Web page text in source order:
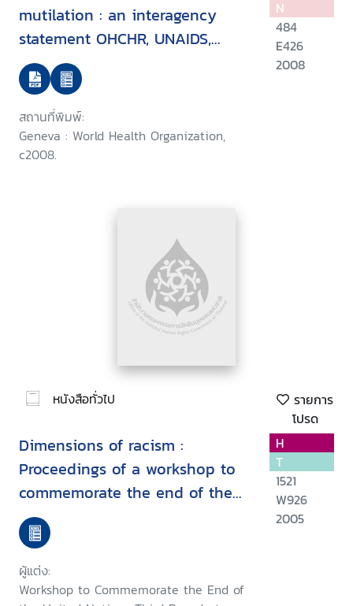
mutilation : an interagency
statement OHCHR, UNAIDS,
UNDP, UNECA, UNESCO, UNFPA,
UNHCR,UNICEF, UNIFEM, WHO
สถานที่พิมพ์:
Geneva : World Health Organization,
c2008.
N
484
E426
2008
หนังสือทั่วไป
รายการ
โปรด
Dimensions of racism :
Proceedings of a workshop to
commemorate the end of the
United Nations third decade to
combat racism and racial
discrimination, Paris, 19-20
February 2003
ผู้แต่ง:
Workshop to Commemorate the End of
H
T
1521
W926
2005